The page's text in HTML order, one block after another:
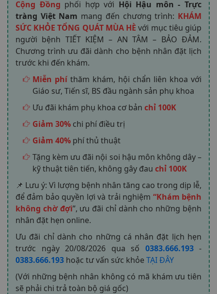
Cộng Đồng phối hợp với Hội Hậu môn - Trực
tràng Việt Nam mang đến chương trình: KHÁM
SỨC KHỎE TỔNG QUÁT MÙA HÈ với mục tiêu giúp
người bệnh TIẾT KIỆM – AN TÂM – BẢO ĐẢM.
Chương trình ưu đãi dành cho bệnh nhân đặt lịch
trước khi đến khám.
Miễn phí thăm khám, hội chẩn liên khoa với
Giáo sư, Tiến sĩ, BS đầu ngành sản phụ khoa
Ưu đãi khám phụ khoa cơ bản chỉ 100K
Giảm 30% chi phí điều trị
Giảm 40% phí thủ thuật
Tặng kèm ưu đãi nội soi hậu môn không dây –
kỹ thuật tiên tiến, không gây đau chỉ 100K
📌 Lưu ý: Vì lượng bệnh nhân tăng cao trong dịp lễ,
để đảm bảo quyền lợi và trải nghiệm “Khám bệnh
không chờ đợi”, ưu đãi chỉ dành cho những bệnh
nhân đặt hẹn online.
Ưu đãi chỉ dành cho những cá nhân đặt lịch hẹn
trước ngày 20/08/2026 qua số 0383.666.193-
0383.666.193 hoặc tư vấn sức khỏe TẠI ĐÂY
(Với những bệnh nhân không có mã khám ưu tiên
sẽ phải chi trả toàn bộ giá gốc)